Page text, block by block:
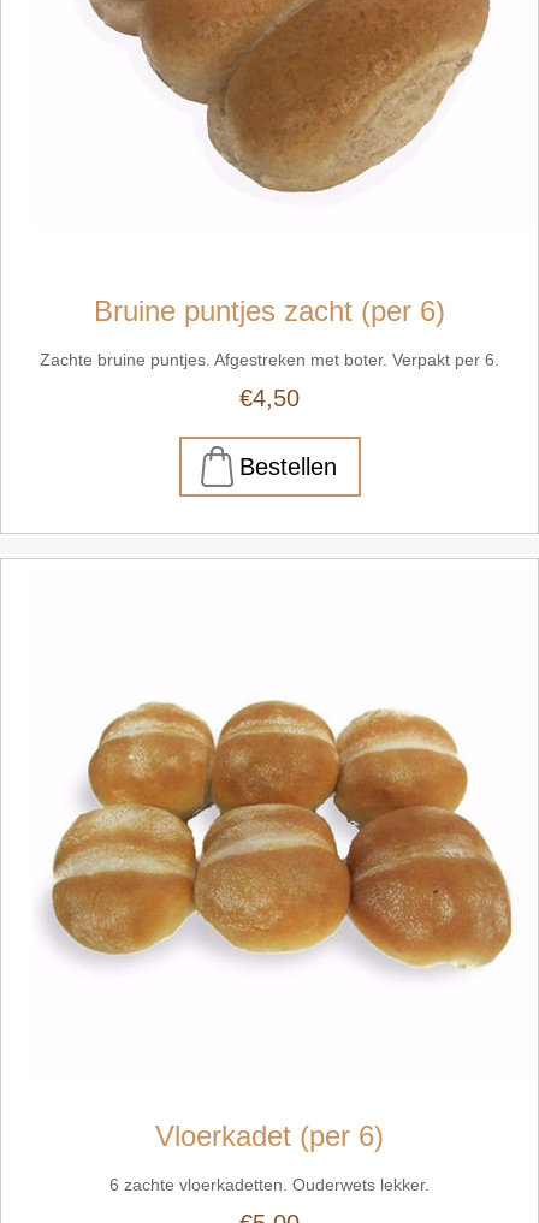
Bruine puntjes zacht (per 6)
Zachte bruine puntjes. Afgestreken met boter. Verpakt per 6.
€4,50
Vloerkadet (per 6)
6 zachte vloerkadetten. Ouderwets lekker.